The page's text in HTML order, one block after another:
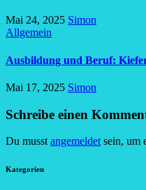
Mai 24, 2025 Simon
Allgemein
Ausbildung und Beruf:
Mai 17, 2025 Simon
Schreibe einen
Du musstangemeldetsein, um
Kategorien